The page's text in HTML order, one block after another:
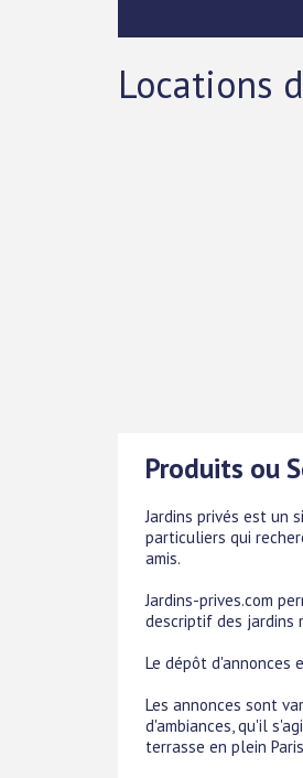
Locations
Produits ou
Jardins privés est un
particuliers qui
amis.
Jardins-prives.com
descriptif des jardins
Le dépôt d'annonces
Les annonces sont
d'ambiances, qu'il
terrasse en plein